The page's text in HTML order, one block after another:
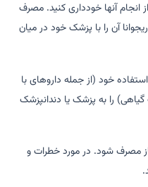
انجام آنها خودداری کنید. مصرف
آن را با پزشک خود در میان
خود (از جمله داروهای با
را به پزشک یا دندانپزشک
مصرف شود. در مورد خطرات و